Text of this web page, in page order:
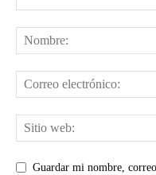
Guardar mi nombre,